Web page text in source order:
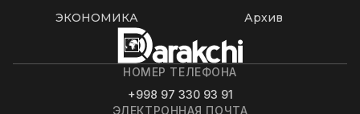
ЭКОНОМИКА
Архив
НОМЕР ТЕЛЕФОНА
+998 97 330 93 91
ЭЛЕКТРОННАЯ ПОЧТА